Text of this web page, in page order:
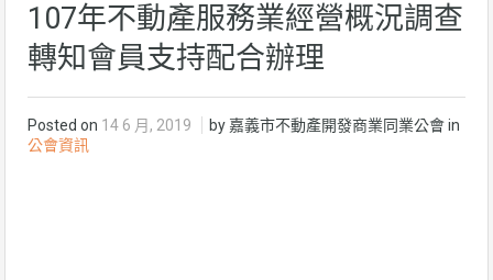
107年不動產服務業經營概況調查
轉知會員支持配合辦理
Posted on 14 6 月, 2019
by 嘉義市不動產開發商業同業公會 in
公會資訊